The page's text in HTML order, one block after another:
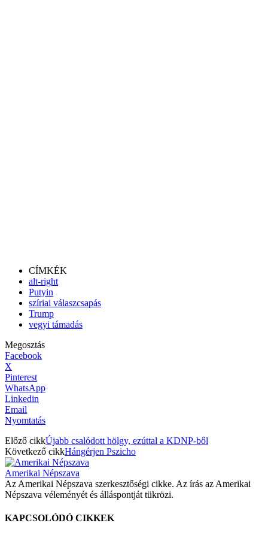
CÍMKÉK
alt-right
Putyin
szíriai válaszcsapás
Trump
vegyi támadás
Megosztás
Facebook
X
Pinterest
WhatsApp
Linkedin
Email
Nyomtatás
Előző cikkÚjabb csalódott hölgy, ezúttal a KDNP-ből
Következő cikkHángérjen Pszicho
Amerikai Népszava
Az Amerikai Népszava szerkesztőségi cikke. Az írás az Amerikai
Népszava véleményét és álláspontját tükrözi.
KAPCSOLÓDÓ CIKKEK